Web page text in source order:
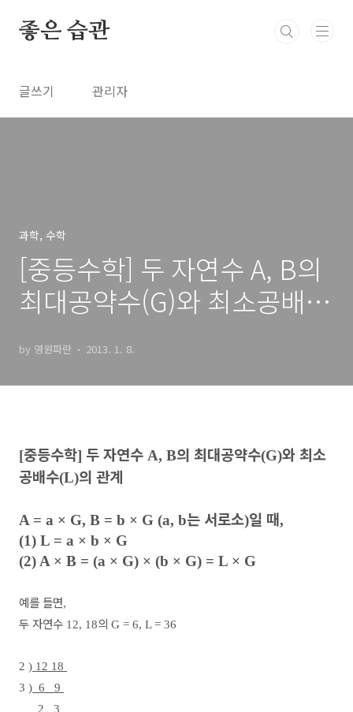
좋은 습관
글쓰기 관리자
과학, 수학
[중등수학] 두 자연수 A, B의
최대공약수(G)와 최소공배수
by 영원파란 2013. 1. 8.
[중등수학] 두 자연수 A, B의 최대공약수(G)와 최소
공배수(L)의 관계
A = a × G, B = b × G (a, b는 서로소)일 때,
(1) L = a × b × G
(2) A × B = (a × G) × (b × G) = L × G
예를 들면,
두 자연수 12, 18의 G = 6, L = 36
2 ) 12 18
3 ) 6 9
2 3